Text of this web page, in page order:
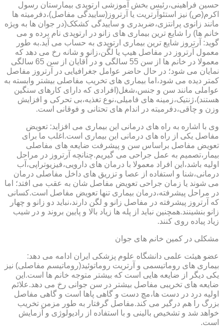
حسین فراهینی،رئیس بخش آموزشی ارتوپدی بیمارستان رسول
اکرم(ص) نیز استئوآرتریت یا آرتروز(ساییدگی مفاصل)،دفرمیته ها
مانند زانوی پرانتزی،ضربدری و ساییدگی کشکک(در جوان ها به ویژه
خانم ها) را شایع ترین بیماری های زانو در ارتوپدی نام برده و می
گوید: آرتروز شایع ترین بیماری ارتوپدی به حساب می آید.به طور
معمول آرتروز در مفاصل هیپ یا لگن،زانو و شانه رخ می دهد که
معمولا در خانم ها از سن 55 سالگی و در آقایان از سن 65 سالگی
نمایان می شود؛ در حال حاضر عوامل جغرافیایی در آرتروز مفاصل
کمتر دیده می شود،اما بیماری های تخریب مفاصلی بیشتر وابسته به
عواملی مانند سن و جنس،شغل(افرادی که دارای کارهای سنگین
هستند)،ژنتیک،زمینه های فامیلی،نوع تغذیه،بی تحرکی و افزایش
وزن و چاقی،دفرمیته در اندام های تحتانی و فوقانی است.
وی با اشاره به راه های درمانی این بیماری می افزاید: تعویض
مفاصل یکی از راه های درمانی این بیماری است.اغلب ما برای
تعویض مفاصل براساس سن و پیشرفت ضایعه های مفاصلی
بیمار،تصمیم به عمل جراحی می گیریم.چنانچه آرتروز در مراحل
اولیه باشد،این افراد معمولا با درمان های دارویی،فیزیوتراپی،آب
درمانی،شنا و استفاده از عصا و تزریق های داخل مفاصلی درمان
می شوند یا زمان جراحی تعویض مفاصل شان به عقب می افتد؛ اما
در مراحل پیشرفته،درمان بیماری تنها تعویض مفاصل است.کسانی
که آرتروز پیشرفته در مفاصل زانو و لگن دارند،نباید دو زانو و چهار
زانو بنشینند.همچنین نباید از پله ها زیاد بالا و پایین بروند و در شیب
زیاد پیاده روی کنند.
مشکلی در کمین خانم های جوان
عضو هیئت علمی دانشگاه علوم پزشکی ایران ادامه می دهد:
بیماری های روماتیسمی و آرتریت روماتوئید(روماتیسم مفاصلی) نیز
یکی دیگر از ضایعه هایی است که بیشتر متوجه خانم ها است.این
ضایعه های تخریبی مفاصل بیشتر در سن جوانی رخ می دهد.علائم
اولیه درد در دست ها،مچ دست و گاهی پاها است و گاهی مفاصل
بزرگ را هم درگیر می کند.مفاصل گرفتار به طور مزمن تخریب
خواهد شد و تشخیص بالینی و با استفاده از رادیولوژی و آزمایش
است.